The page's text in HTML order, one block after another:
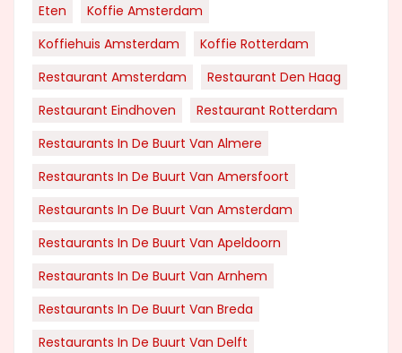
Eten
Koffie Amsterdam
Koffiehuis Amsterdam
Koffie Rotterdam
Restaurant Amsterdam
Restaurant Den Haag
Restaurant Eindhoven
Restaurant Rotterdam
Restaurants In De Buurt Van Almere
Restaurants In De Buurt Van Amersfoort
Restaurants In De Buurt Van Amsterdam
Restaurants In De Buurt Van Apeldoorn
Restaurants In De Buurt Van Arnhem
Restaurants In De Buurt Van Breda
Restaurants In De Buurt Van Delft